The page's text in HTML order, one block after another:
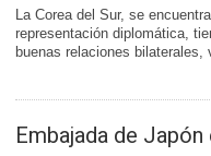
La Corea del Sur, se
representación diplomática,
buenas relaciones bilaterales,
Embajada de